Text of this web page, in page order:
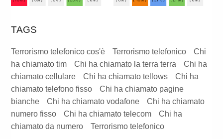
TAGS
Terrorismo telefonico cos'è Terrorismo telefonico
Chi
ha chiamato tim
Chi ha chiamato la terra terra
Chi ha
chiamato cellulare
Chi ha chiamato tellows
Chi ha
chiamato telefono fisso
Chi ha chiamato pagine
bianche
Chi ha chiamato vodafone
Chi ha chiamato
numero fisso
Chi ha chiamato telecom
Chi ha
chiamato da numero
Terrorismo telefonico